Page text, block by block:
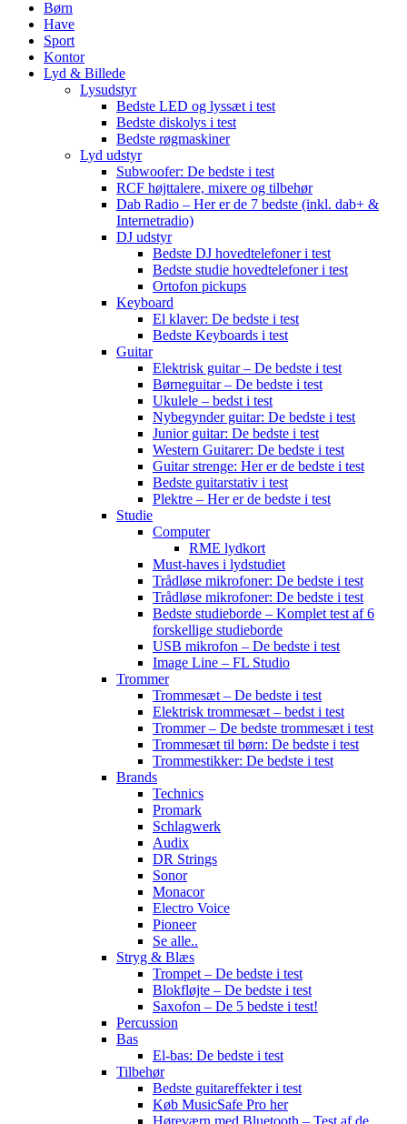
Børn
Have
Sport
Kontor
Lyd & Billede
Lysudstyr
Bedste LED og lyssæt i test
Bedste diskolys i test
Bedste røgmaskiner
Lyd udstyr
Subwoofer: De bedste i test
RCF højttalere, mixere og tilbehør
Dab Radio – Her er de 7 bedste (inkl. dab+ &
Internetradio)
DJ udstyr
Bedste DJ hovedtelefoner i test
Bedste studie hovedtelefoner i test
Ortofon pickups
Keyboard
El klaver: De bedste i test
Bedste Keyboards i test
Guitar
Elektrisk guitar – De bedste i test
Børneguitar – De bedste i test
Ukulele – bedst i test
Nybegynder guitar: De bedste i test
Junior guitar: De bedste i test
Western Guitarer: De bedste i test
Guitar strenge: Her er de bedste i test
Bedste guitarstativ i test
Plektre – Her er de bedste i test
Studie
Computer
RME lydkort
Must-haves i lydstudiet
Trådløse mikrofoner: De bedste i test
Trådløse mikrofoner: De bedste i test
Bedste studieborde – Komplet test af 6
forskellige studieborde
USB mikrofon – De bedste i test
Image Line – FL Studio
Trommer
Trommesæt – De bedste i test
Elektrisk trommesæt – bedst i test
Trommer – De bedste trommesæt i test
Trommesæt til børn: De bedste i test
Trommestikker: De bedste i test
Brands
Technics
Promark
Schlagwerk
Audix
DR Strings
Sonor
Monacor
Electro Voice
Pioneer
Se alle..
Stryg & Blæs
Trompet – De bedste i test
Blokfløjte – De bedste i test
Saxofon – De 5 bedste i test!
Percussion
Bas
El-bas: De bedste i test
Tilbehør
Bedste guitareffekter i test
Køb MusicSafe Pro her
Høreværn med Bluetooth – Test af de